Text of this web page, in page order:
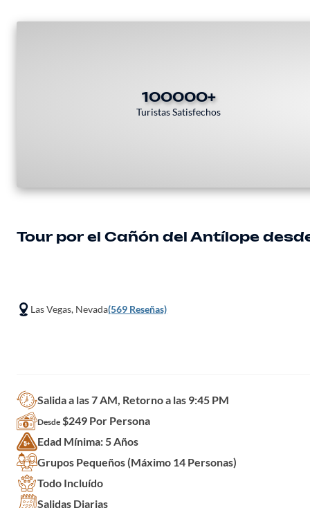
100000+
Turistas Satisfechos
Tour por el Cañón del Antílope
Las Vegas, Nevada(569 Reseñas)
Salida a las 7 AM, Retorno a las 9:45 PM
Desde $249 Por Persona
Edad Mínima: 5 Años
Grupos Pequeños (Máximo 14 Personas)
Todo Incluído
Salidas Diarias